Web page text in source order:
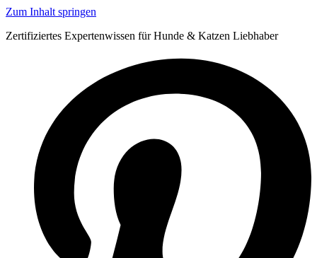
Zum Inhalt springen
Zertifiziertes Expertenwissen für Hunde & Katzen Liebhaber